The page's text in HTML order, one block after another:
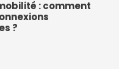
: comment
?